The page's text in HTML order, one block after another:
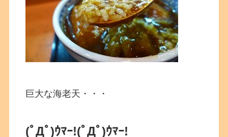
巨大な海老天・・・
(ﾟДﾟ)ｳﾏｰ!(ﾟДﾟ)ｳﾏｰ!